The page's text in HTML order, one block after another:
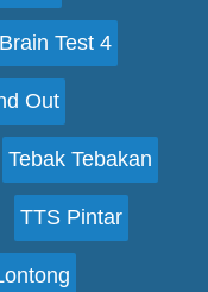
Brain Test 4
Out
Tebak Tebakan
TTS Pintar